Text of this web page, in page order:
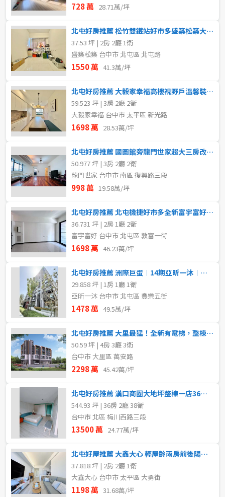
728 萬 28.71萬/坪
北屯好房推薦 松竹雙鐵站好市多盛築松築大兩房平車
37.53 坪 | 2房 2廳 1衛
盛築松築 台中市 北屯區 北屯路
1550 萬 41.3萬/坪
北屯好房推薦 大毅家幸福高樓視野戶溫馨裝潢美三房雙平車
59.523 坪 | 3房 2廳 2衛
大毅家幸福 台中市 太平區 新光路
1698 萬 28.53萬/坪
北屯好房推薦 國圖館旁龍門世家超大三房改套聖品
50.977 坪 | 3房 2廳 2衛
龍門世家 台中市 南區 復興路三段
998 萬 19.58萬/坪
北屯好房推薦 北屯機捷好市多全新富宇富好兩房平車
36.731 坪 | 2房 1廳 2衛
富宇富好 台中市 北屯區 敦富一街
1698 萬 46.23萬/坪
北屯好房推薦 洲際巨蛋︱14期亞昕一沐︱小豪宅配平車
29.858 坪 | 1房 1廳 1衛
亞昕一沐 台中市 北屯區 豐樂五街
1478 萬 49.5萬/坪
北屯好房推薦 大里最猛！全新有電梯，整棟四樓車庫豪墅
50.59 坪 | 4房 3廳 3衛
台中市 大里區 萬安路
2298 萬 45.42萬/坪
北屯好房推薦 漢口商圈大地坪整棟一店36套單一承租方
544.93 坪 | 36房 2廳 38衛
台中市 北區 梅川西路三段
13500 萬 24.77萬/坪
北屯好屋推薦 大鑫大心 輕屋齡兩房前後陽台配平車
37.818 坪 | 2房 2廳 1衛
大鑫大心 台中市 太平區 大勇街
1198 萬 31.68萬/坪